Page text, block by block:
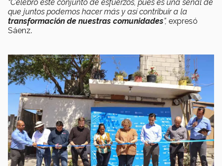
“Celebro este conjunto de esfuerzos, pues es una señal de
que juntos podemos hacer más y así contribuir a la
transformación de nuestras comunidades”, expresó
Sáenz.